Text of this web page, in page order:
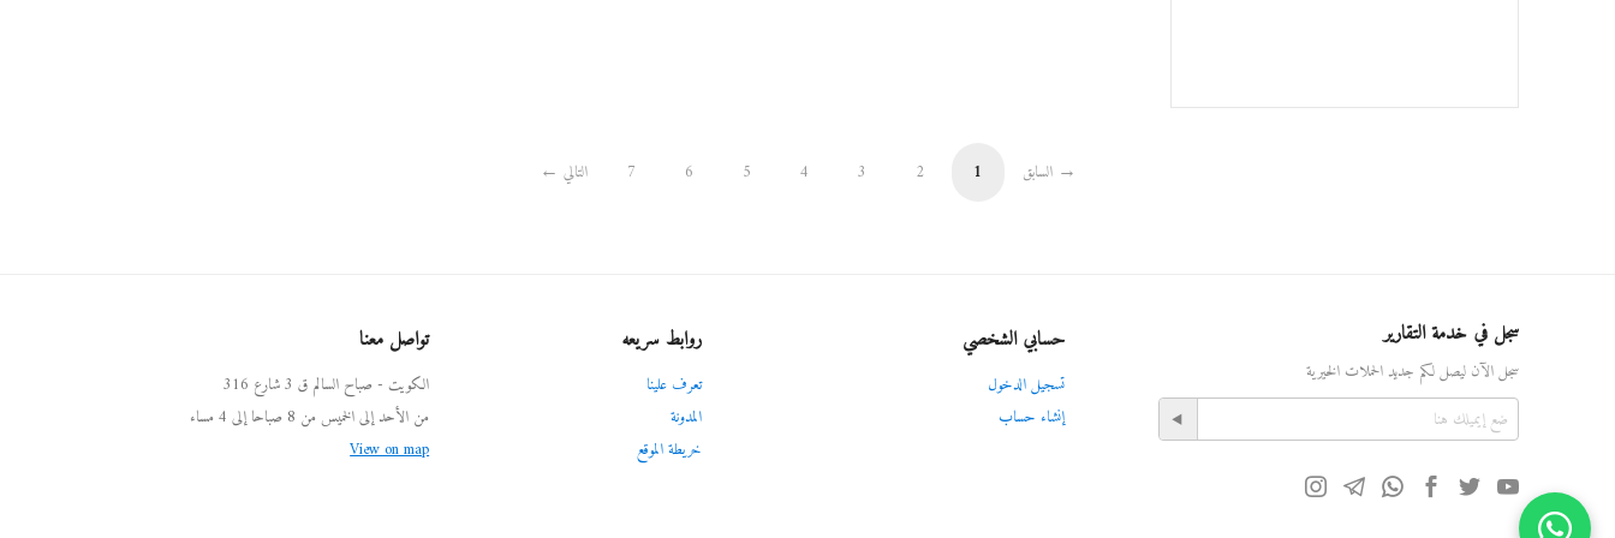
السابق 1
2
3
4
5
6
7 التالي
سجل في خدمة التقارير
سجل الآن ليصل لكم جديد الحملات الخيرية
حسابي الشخصي
تسجيل الدخول
إنشاء حساب
روابط سريعه
تعرف علينا
المدونة
خريطة الموقع
تواصل معنا
الكويت - صباح السالم ق 3 شارع 316
من الأحد إلى الخميس من 8 صباحا إلى 4 مساء
View on map